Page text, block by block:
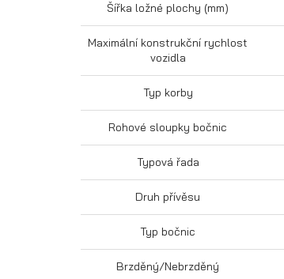
Šířka ložné plochy (mm)
Maximální konstrukční rychlost
vozidla
Typ korby
Rohové sloupky bočnic
Typová řada
Druh přívěsu
Typ bočnic
Brzděný/Nebrzděný